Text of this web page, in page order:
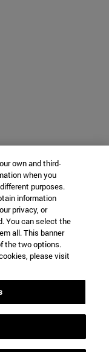
own and third-
when you
purposes.
information
privacy, or
You can select the
all. This banner
the two options.
please visit